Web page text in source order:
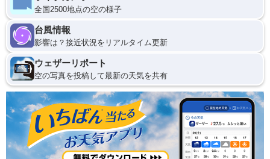
全国2500地点の空の様子
台風情報
影響は？接近状況をリアルタイム更新
ウェザーリポート
空の写真を投稿して最新の天気を共有